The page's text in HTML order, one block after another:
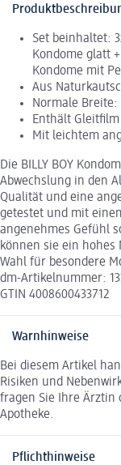
Set beinhaltet:
Kondome glatt
Kondome mit
Aus
Normale Breite:
Enthält
Mit leichtem
Die BILLY BOY
Abwechslung in den
Qualität und eine
getestet und mit
angenehmes Gefühl
können sie ein hohes
Wahl für besondere
dm-Artikelnummer:
GTIN 4008600433712
Warnhinweise
Bei diesem Artikel
Risiken und
fragen Sie Ihre Ärztin
Apotheke.
Pflichthinweise